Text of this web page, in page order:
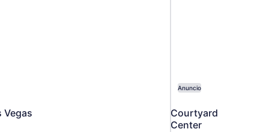
Vegas
Anuncio
Courtyard by
Center